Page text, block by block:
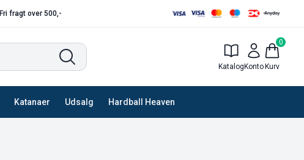
Fri fragt over 500,-
Katalog Konto
0
Kurv
Katanaer Udsalg Hardball Heaven